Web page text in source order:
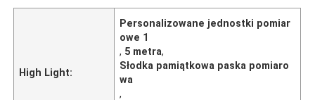
High Light:
Personalizowane jednostki pomiar
owe 1
, 5 metra,
Słodka pamiątkowa paska pomiaro
wa
,